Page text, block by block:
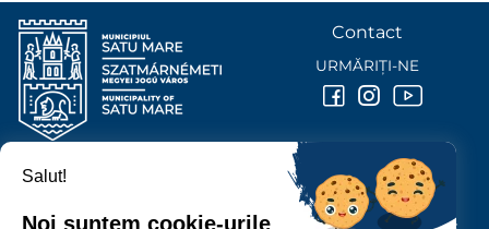
PRIMĂRIA MUNICIPIULUI
Contact
URMĂRIȚI-NE
Salut!
Noi suntem cookie-urile